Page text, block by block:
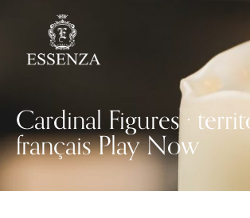
Cardinal Figures ·
français Play Now